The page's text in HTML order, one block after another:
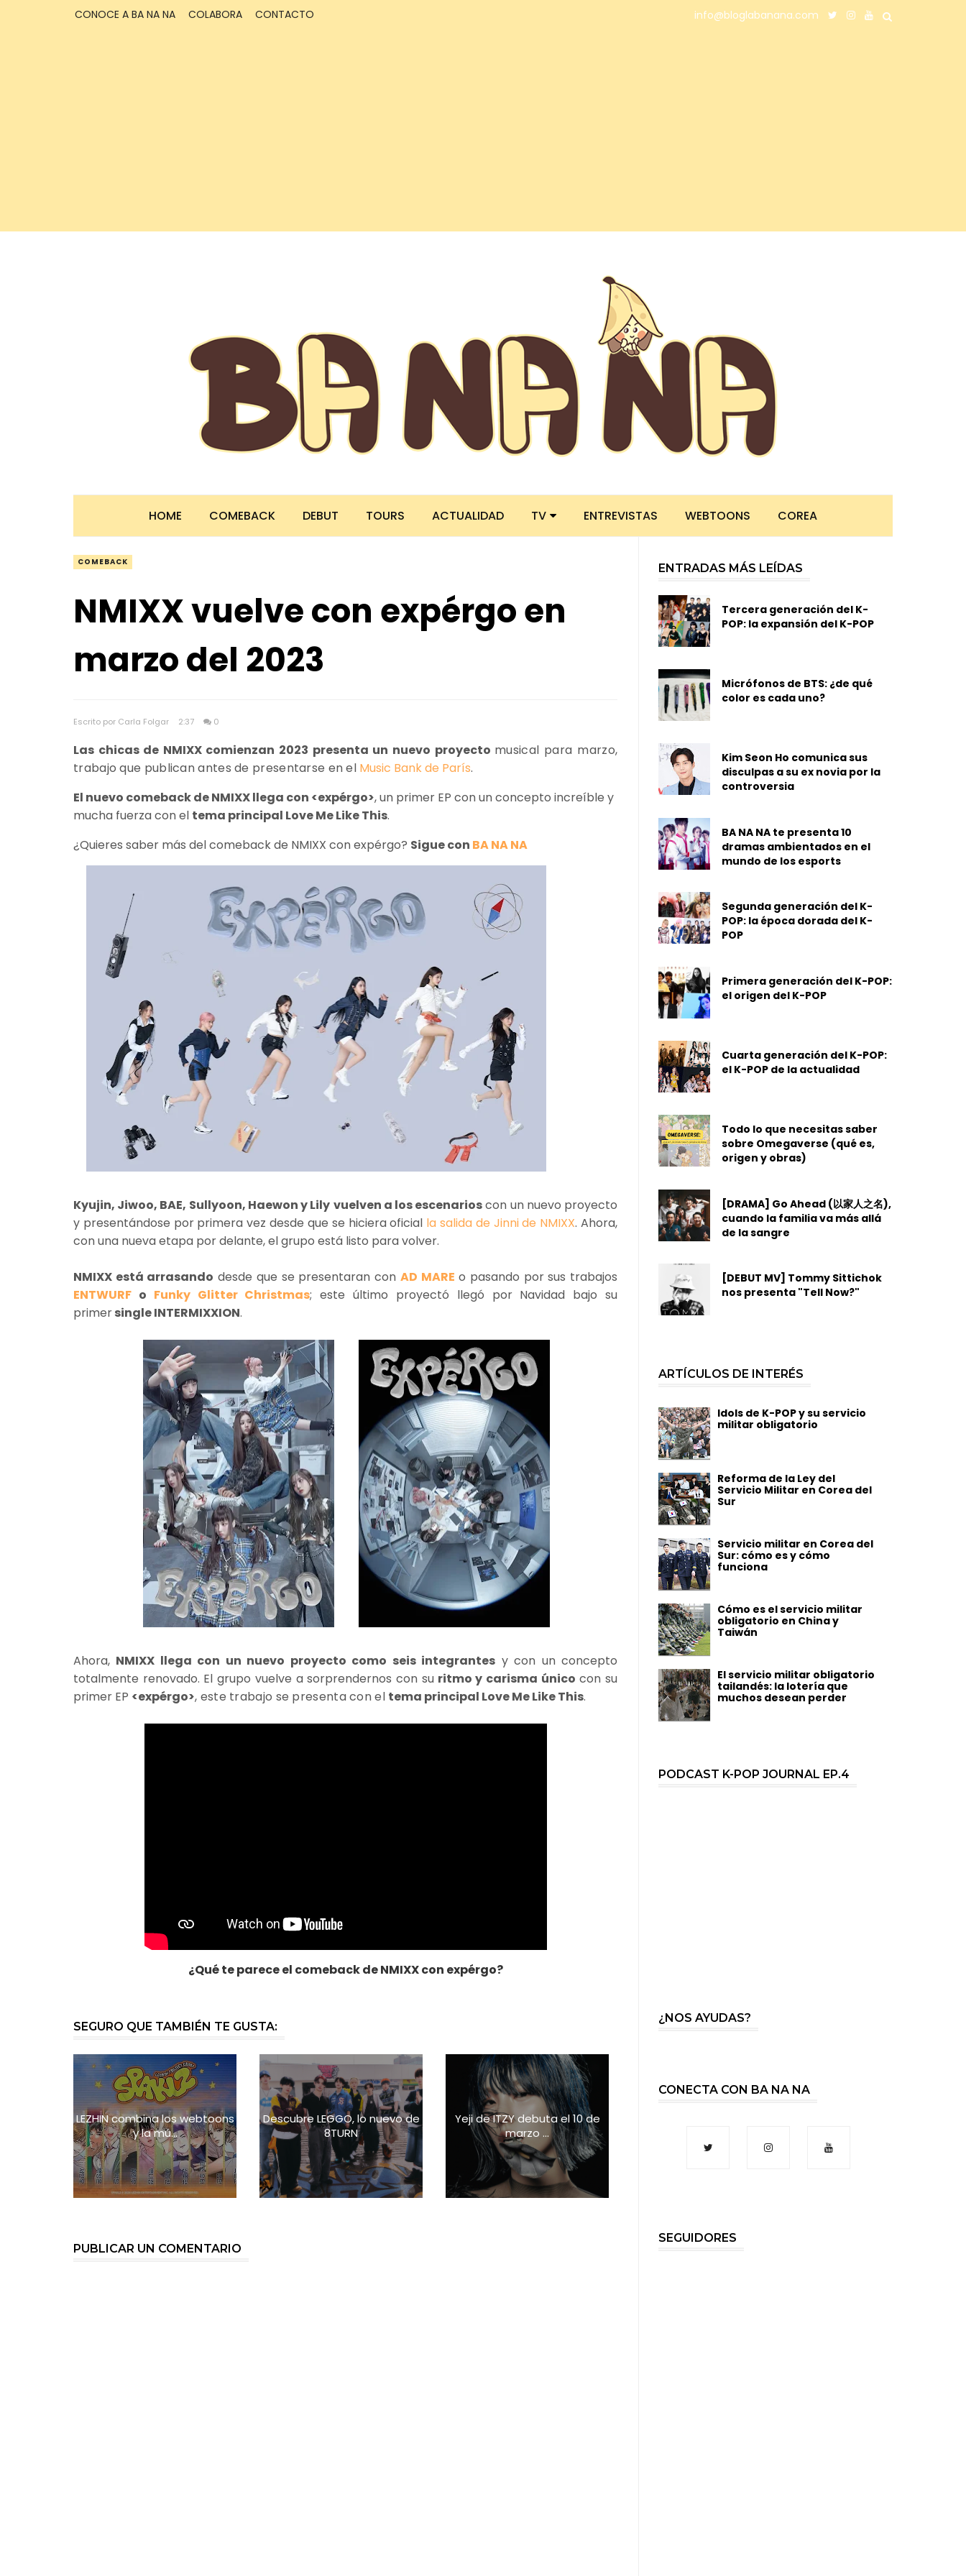
CONOCE A BA NA NA COLABORA CONTACTO info@bloglabanana.com
HOME COMEBACK DEBUT TOURS ACTUALIDAD TV ENTREVISTAS WEBTOONS COREA
COMEBACK
NMIXX vuelve con expérgo en
marzo del 2023
Escrito por Carla Folgar 2:37 0
Las chicas de NMIXX comienzan 2023 presenta un nuevo proyecto musical para marzo,
trabajo que publican antes de presentarse en el Music Bank de París.
El nuevo comeback de NMIXX llega con <expérgo>, un primer EP con un concepto increíble y
mucha fuerza con el tema principal Love Me Like This.
¿Quieres saber más del comeback de NMIXX con expérgo? Sigue con BA NA NA
Kyujin, Jiwoo, BAE, Sullyoon, Haewon y Lily vuelven a los escenarioscon un nuevo proyecto
y presentándose por primera vez desde que se hiciera oficial la salida de Jinni de NMIXX. Ahora,
con una nueva etapa por delante, el grupo está listo para volver.
NMIXX está arrasando desde que se presentaran con AD MARE o pasando por sus trabajos
ENTWURF o Funky Glitter Christmas; este último proyectó llegó por Navidad bajo su
primersingle INTERMIXXION.
Ahora, NMIXX llega con un nuevo proyecto como seis integrantes y con un concepto
totalmente renovado. El grupo vuelve a sorprendernos con suritmo y carisma único con su
primer EP <expérgo>, este trabajo se presentacon el tema principal Love Me Like This.
¿Qué te parece el comeback de NMIXX con expérgo?
SEGURO QUE TAMBIÉN TE GUSTA:
LEZHIN combina los webtoons
y la mú...
Descubre LEGGO, lo nuevo de
8TURN
Yeji de ITZY debuta el 10 de
marzo ...
PUBLICAR UN COMENTARIO
ENTRADAS MÁS LEÍDAS
Tercera generación del K-
POP: la expansión del K-POP
Micrófonos de BTS: ¿de qué
color es cada uno?
Kim Seon Ho comunica sus
disculpas a su ex novia por la
controversia
BA NA NA te presenta 10
dramas ambientados en el
mundo de los esports
Segunda generación del K-
POP: la época dorada del K-
POP
Primera generación del K-POP:
el origen del K-POP
Cuarta generación del K-POP:
el K-POP de la actualidad
Todo lo que necesitas saber
sobre Omegaverse (qué es,
origen y obras)
[DRAMA] Go Ahead (以家人之名),
cuando la familia va más allá
de la sangre
[DEBUT MV] Tommy Sittichok
nos presenta "Tell Now?"
ARTÍCULOS DE INTERÉS
Idols de K-POP y su servicio
militar obligatorio
Reforma de la Ley del
Servicio Militar en Corea del
Sur
Servicio militar en Corea del
Sur: cómo es y cómo
funciona
Cómo es el servicio militar
obligatorio en China y
Taiwán
El servicio militar obligatorio
tailandés: la lotería que
muchos desean perder
PODCAST K-POP JOURNAL EP.4
¿NOS AYUDAS?
CONECTA CON BA NA NA
SEGUIDORES